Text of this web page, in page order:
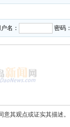
名： 密码：
其观点或证实其描述。